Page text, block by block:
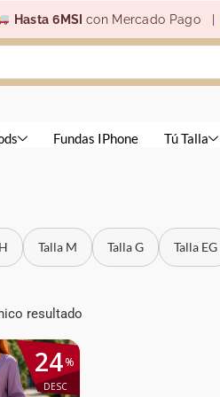
Hasta 6MSIcon Mercado Pago |
Fundas IPhone Tú Talla
Talla M Talla G Talla EG
resultado
%
DESC
24